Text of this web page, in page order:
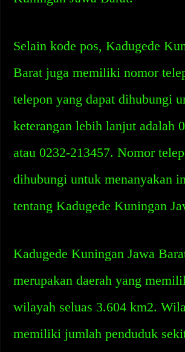
Selain kode pos, Kadugede
Barat juga memiliki nomor
telepon yang dapat dihubungi
keterangan lebih lanjut adalah
atau 0232-213457. Nomor
dihubungi untuk menanyakan
tentang Kadugede Kuningan
Kadugede Kuningan Jawa
merupakan daerah yang
wilayah seluas 3.604 km2.
memiliki jumlah penduduk